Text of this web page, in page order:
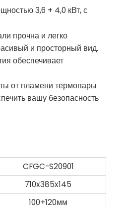
3,6 + 4,0 кВт, с
прочна и легко
и просторный вид.
обеспечивает
от пламени термопары
вашу безопасность
CFGC-S20901
710x385x145
100+120мм